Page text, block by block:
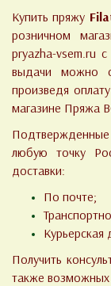
Купить пряжу
розничном
pryazha-vsem.ru
выдачи можно
произведя
магазине Пряжа
любую точку
доставки:
По почте;
Получить
также